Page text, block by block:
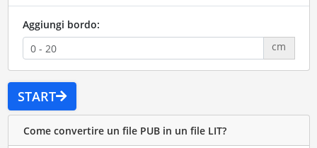
Aggiungi bordo:
cm
START
Come convertire un file PUB in un file LIT?